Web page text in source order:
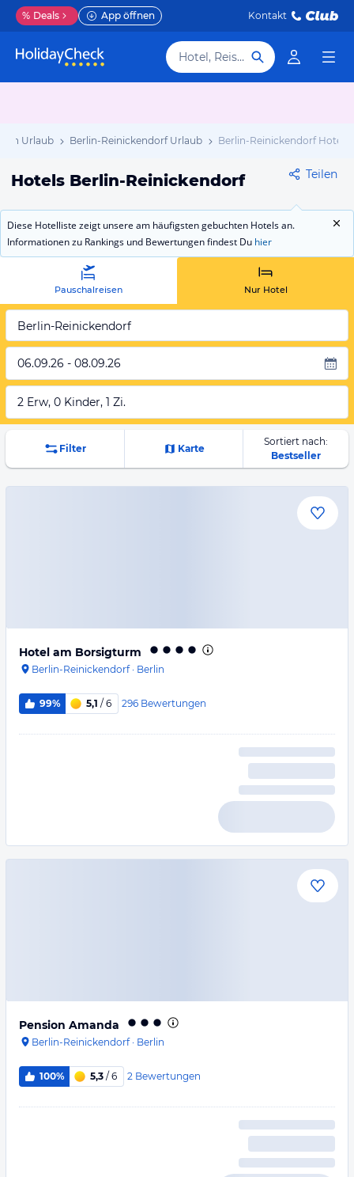
% Deals App öffnen Kontakt
Hotel, Reiseziel
Urlaub Berlin-Reinickendorf Urlaub Berlin-Reinickendorf Hotels
Hotels Berlin-Reinickendorf Teilen
Diese Hotelliste zeigt unsere am häufigsten gebuchten Hotels an.
Informationen zu Rankings und Bewertungen findest Du hier
Pauschalreisen Nur Hotel
Berlin-Reinickendorf
06.09.26 - 08.09.26
2 Erw, 0 Kinder, 1 Zi.
Filter Karte
Sortiert nach:
Bestseller
Hotel am Borsigturm
Berlin-Reinickendorf· Berlin
99% 5,1 / 6 296 Bewertungen
Pension Amanda
Berlin-Reinickendorf· Berlin
100% 5,3 / 6 2 Bewertungen